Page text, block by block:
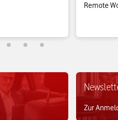
Remote
nachhaltig
Berufswelt
Zur